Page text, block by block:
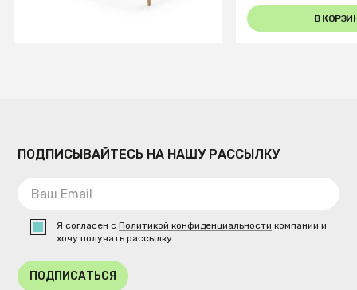
В
ПОДПИСЫВАЙТЕСЬ НА НАШУ РАССЫЛКУ
Я согласен сПолитикой конфиденциальности компании и
хочу получать рассылку
ПОДПИСАТЬСЯ